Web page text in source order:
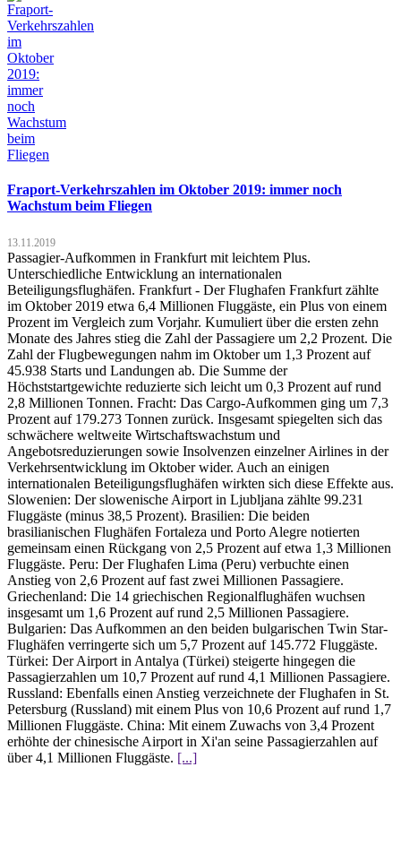
Fraport-Verkehrszahlen im Oktober 2019: immer noch
Wachstum beim Fliegen
13.11.2019
Passagier-Aufkommen in Frankfurt mit leichtem Plus.
Unterschiedliche Entwicklung an internationalen
Beteiligungsflughäfen. Frankfurt - Der Flughafen Frankfurt zählte
im Oktober 2019 etwa 6,4 Millionen Fluggäste, ein Plus von einem
Prozent im Vergleich zum Vorjahr. Kumuliert über die ersten zehn
Monate des Jahres stieg die Zahl der Passagiere um 2,2 Prozent. Die
Zahl der Flugbewegungen nahm im Oktober um 1,3 Prozent auf
45.938 Starts und Landungen ab. Die Summe der
Höchststartgewichte reduzierte sich leicht um 0,3 Prozent auf rund
2,8 Millionen Tonnen. Fracht: Das Cargo-Aufkommen ging um 7,3
Prozent auf 179.273 Tonnen zurück. Insgesamt spiegelten sich das
schwächere weltweite Wirtschaftswachstum und
Angebotsreduzierungen sowie Insolvenzen einzelner Airlines in der
Verkehrsentwicklung im Oktober wider. Auch an einigen
internationalen Beteiligungsflughäfen wirkten sich diese Effekte aus.
Slowenien: Der slowenische Airport in Ljubljana zählte 99.231
Fluggäste (minus 38,5 Prozent). Brasilien: Die beiden
brasilianischen Flughäfen Fortaleza und Porto Alegre notierten
gemeinsam einen Rückgang von 2,5 Prozent auf etwa 1,3 Millionen
Fluggäste. Peru: Der Flughafen Lima (Peru) verbuchte einen
Anstieg von 2,6 Prozent auf fast zwei Millionen Passagiere.
Griechenland: Die 14 griechischen Regionalflughäfen wuchsen
insgesamt um 1,6 Prozent auf rund 2,5 Millionen Passagiere.
Bulgarien: Das Aufkommen an den beiden bulgarischen Twin Star-
Flughäfen verringerte sich um 5,7 Prozent auf 145.772 Fluggäste.
Türkei: Der Airport in Antalya (Türkei) steigerte hingegen die
Passagierzahlen um 10,7 Prozent auf rund 4,1 Millionen Passagiere.
Russland: Ebenfalls einen Anstieg verzeichnete der Flughafen in St.
Petersburg (Russland) mit einem Plus von 10,6 Prozent auf rund 1,7
Millionen Fluggäste. China: Mit einem Zuwachs von 3,4 Prozent
erhöhte der chinesische Airport in Xi'an seine Passagierzahlen auf
über 4,1 Millionen Fluggäste. [...]